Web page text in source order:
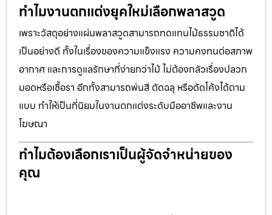
ทำไมงานตกแต่งยุคใหม่เลือกพลาสวูด
เพราะวัสดุอย่างแผ่นพลาสวูดสามารถทดแทนไม้ธรรมชาติได้
เป็นอย่างดี ทั้งในเรื่องของความแข็งแรง ความคงทนต่อสภาพ
อากาศ และการดูแลรักษาที่ง่ายกว่าไม้ ไม่ต้องกลัวเรื่องปลวก
มอดหรือเชื้อรา อีกทั้งสามารถพ่นสี ตัดฉลุ หรือดัดโค้งได้ตาม
แบบ ทำให้เป็นที่นิยมในงานตกแต่งระดับมืออาชีพและงาน
โฆษณา
ทำไมต้องเลือกเราเป็นผู้จัดจำหน่ายของ
คุณ